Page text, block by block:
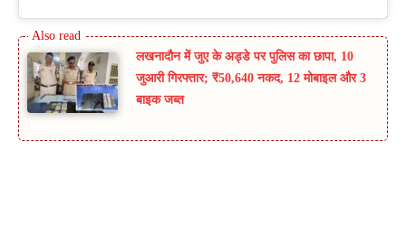
लखनादौन में जुए के अड्डे पर पुलिस का छापा, 10
जुआरी गिरफ्तार; ₹50,640 नकद, 12 मोबाइल और 3
बाइक जब्त